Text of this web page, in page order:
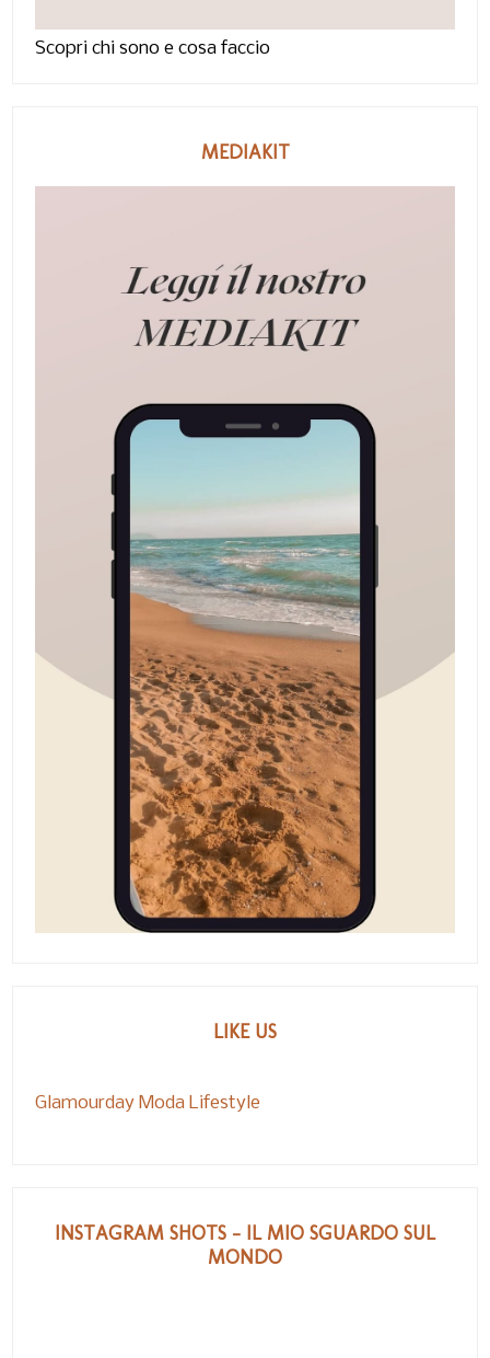
Scopri chi sono e cosa faccio
MEDIAKIT
LIKE US
Glamourday Moda Lifestyle
INSTAGRAM SHOTS - IL MIO SGUARDO SUL
MONDO